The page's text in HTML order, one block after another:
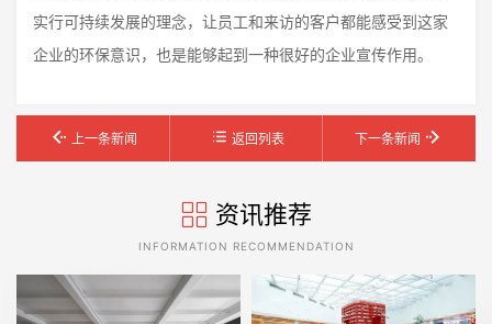
实行可持续发展的理念，让员工和来访的客户都能感受到这家
企业的环保意识，也是能够起到一种很好的企业宣传作用。
上一条新闻 返回列表 下一条新闻
资讯推荐
INFORMATION RECOMMENDATION